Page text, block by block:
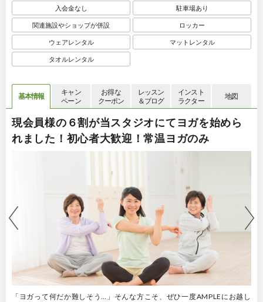
入会金なし 駐車場あり
関連施設やショップが併設 ロッカー
ウェアレンタル マットレンタル
タオルレンタル
基本情報
キャン
ペーン
お得な
クーポン
レッスン
＆ブログ
インスト
ラクター
地図
現会員様の６割が当スタジオにてヨガを始めら
れました！初心者大歓迎！常温ヨガのみ
レッスン前後はティーラウンジをご利用いただけます。当店ならではの